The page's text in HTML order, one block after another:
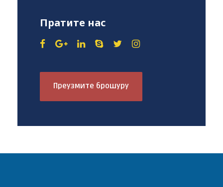
Пратите нас
Преузмите брошуру